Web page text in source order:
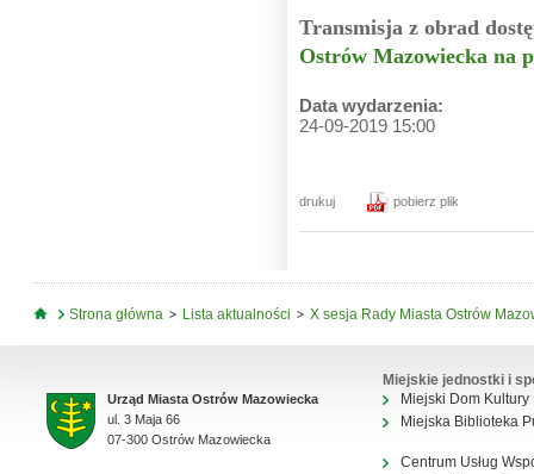
Transmisja z obrad
Ostrów Mazowiecka na
Data wydarzenia:
24-09-2019 15:00
drukuj pobierz plik
Jesteś tutaj
Strona główna Lista aktualności X sesja Rady Miasta Ostrów
Urząd Miasta Ostrów Mazowiecka
ul. 3 Maja 66
07-300 Ostrów Mazowiecka
Miejskie jednostki i
Miejski Dom Kultury
Miejska Biblioteka
Centrum Usług